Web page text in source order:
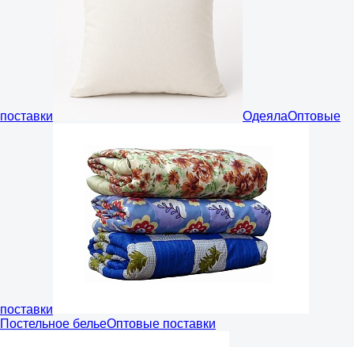
поставки ОдеялаОптовые
поставки
Постельное бельеОптовые поставки